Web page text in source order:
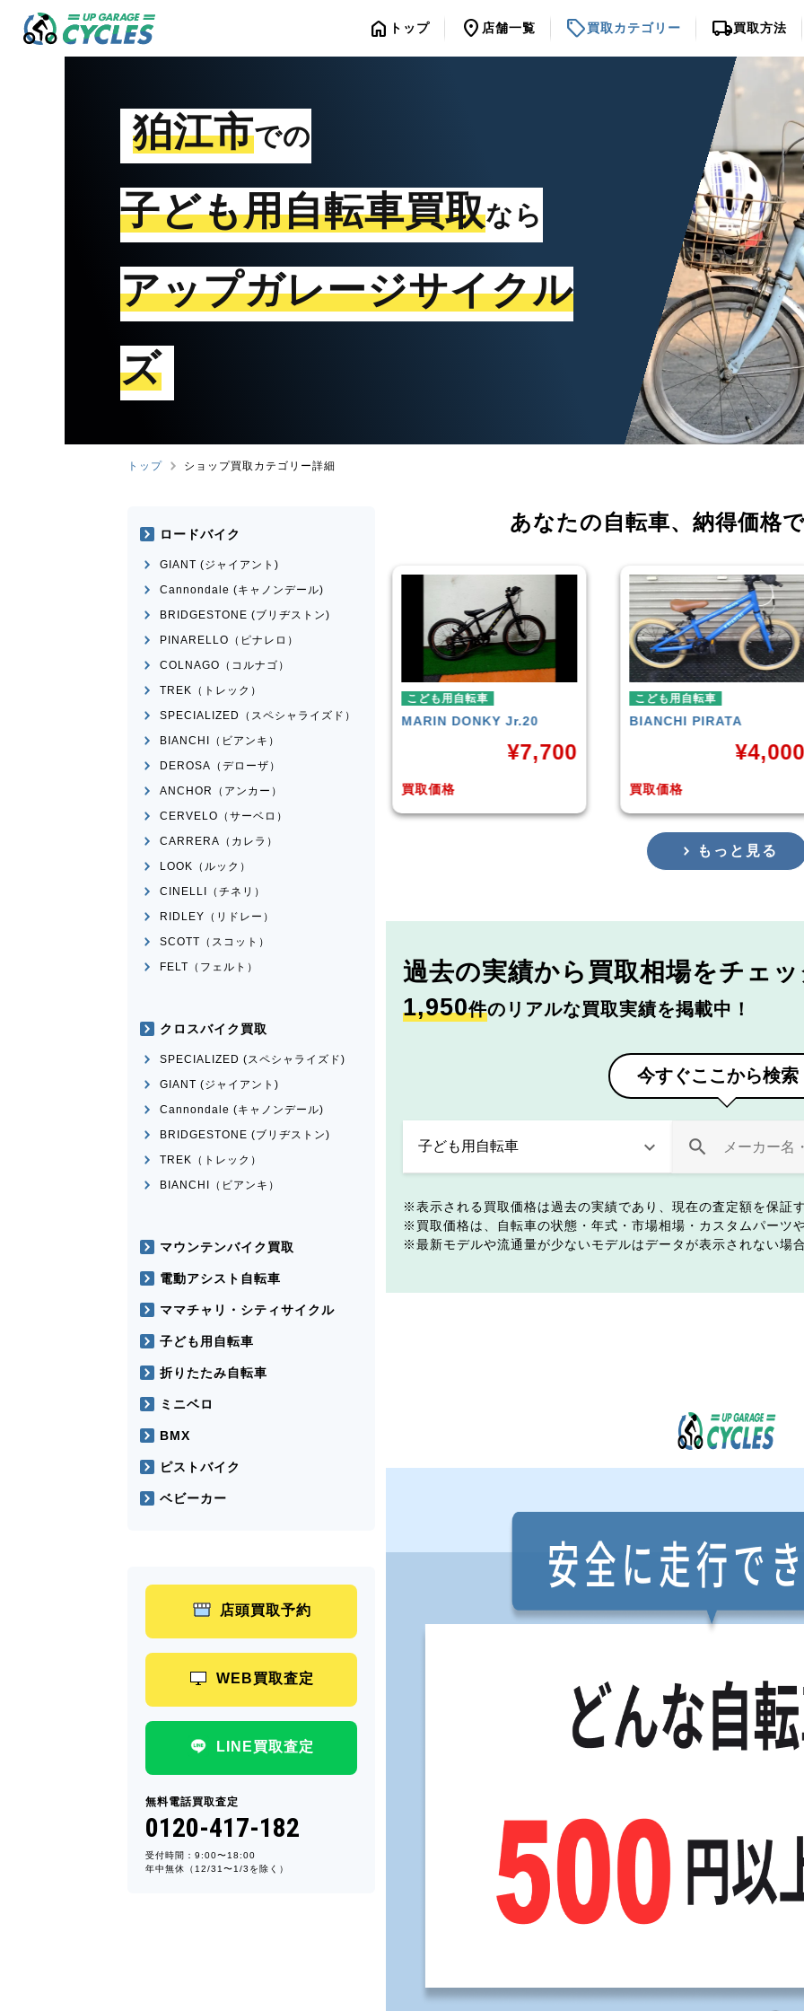
home トップ location_on 店舗一覧 sell買取カテゴリー local_shipping買取方法
狛江市での
子ども用自転車買取なら
アップガレージサイクル
ズ
トップ ショップ買取カテゴリー詳細
あなたの自転車、 納得価格
こども用自転車
MARINDONKY Jr.20
買取価格
こども用自転車
BIANCHIPIRATA
買取価格
¥4,000
こども用自転車
玉越工業MAHALO JUNIOR
買取価格
¥
もっと見る
過去の実績から 買取相場をチェ
1,950件のリアルな買取実績を掲載中！
今すぐここから検索
表示される買取価格は過去の実績であり、現在の査定額を保証
買取価格は、自転車の状態・年式・市場相場・カスタムパーツ
最新モデルや流通量が少ないモデルはデータが表示されない場
ロードバイク
GIANT (ジャイアント)
Cannondale (キャノンデール)
BRIDGESTONE (ブリヂストン)
PINARELLO（ピナレロ）
COLNAGO（コルナゴ）
TREK（トレック）
SPECIALIZED（スペシャライズド）
BIANCHI（ビアンキ）
DEROSA（デローザ）
ANCHOR（アンカー）
CERVELO（サーベロ）
CARRERA（カレラ）
LOOK（ルック）
CINELLI（チネリ）
RIDLEY（リドレー）
SCOTT（スコット）
FELT（フェルト）
クロスバイク買取
SPECIALIZED (スペシャライズド)
GIANT (ジャイアント)
Cannondale (キャノンデール)
BRIDGESTONE (ブリヂストン)
TREK（トレック）
BIANCHI（ビアンキ）
マウンテンバイク買取
電動アシスト自転車
ママチャリ・シティサイクル
子ども用自転車
折りたたみ自転車
ミニベロ
BMX
ピストバイク
ベビーカー
店頭買取予約
WEB買取査定
LINE買取査定
無料電話買取査定
0120-417-182
受付時間：9:00〜18:00
年中無休（12/31〜1/3を除く）